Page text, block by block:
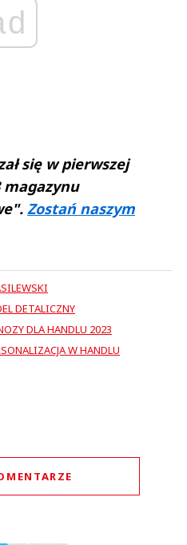
się w pierwszej
magazynu
Zostań naszym
DETALICZNY
DLA HANDLU 2023
W HANDLU